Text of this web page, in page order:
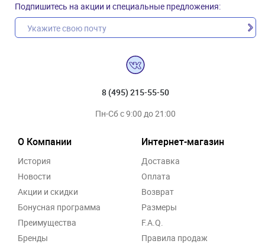
Подпишитесь на акции и специальные предложения:
8 (495) 215-55-50
Пн-Сб с 9:00 до 21:00
О Компании
История
Новости
Акции и скидки
Бонусная программа
Преимущества
Бренды
Интернет-магазин
Доставка
Оплата
Возврат
Размеры
F.A.Q.
Правила продаж